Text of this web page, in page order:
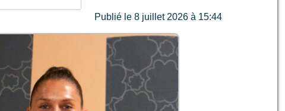
Publié le 8 juillet 2026 à 15:44